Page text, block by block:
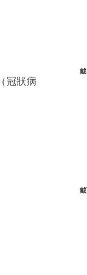
冠狀病